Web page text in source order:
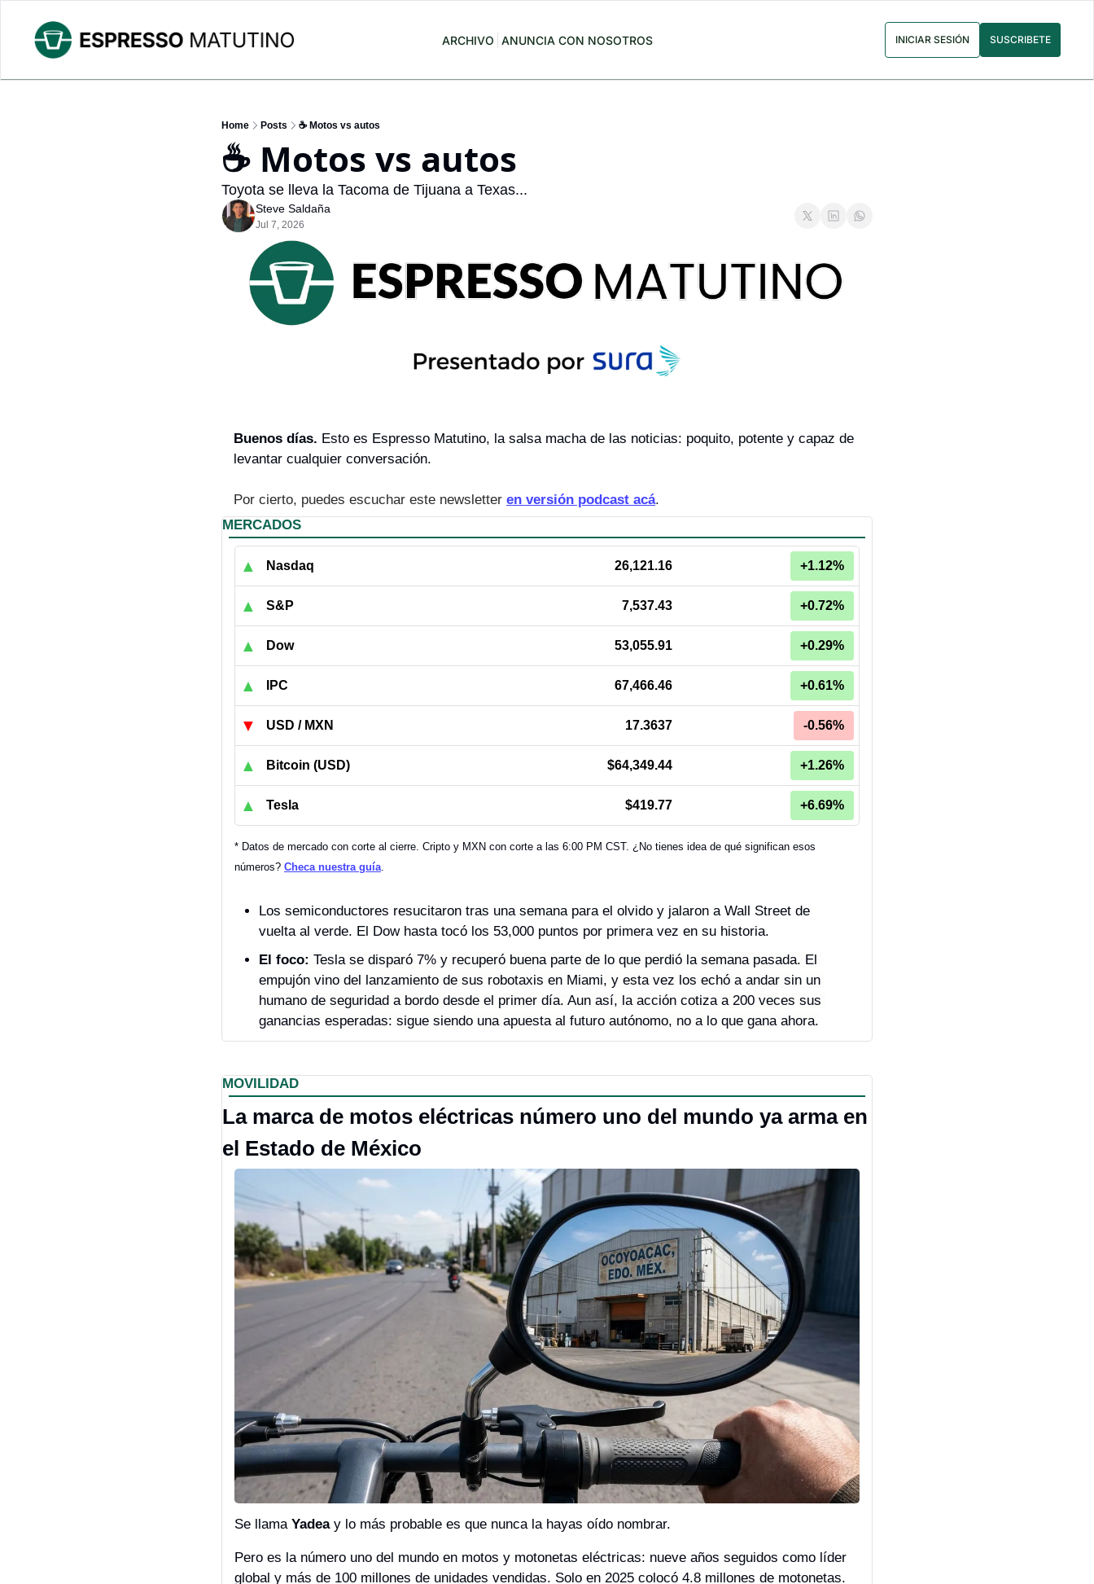
ARCHIVO ANUNCIA CON NOSOTROS INICIAR SESIÓN SUSCRIBETE
Home Posts ☕ Motos vs autos
☕ Motos vs autos
Toyota se lleva la Tacoma de Tijuana a Texas...
Steve Saldaña
Jul 7, 2026
Buenos días. Esto es Espresso Matutino, la salsa macha de las noticias: poquito, potente y capaz de
levantar cualquier conversación.
Por cierto, puedes escuchar este newsletter en versión podcast acá.
MERCADOS
▲ Nasdaq 26,121.16 +1.12%
▲ S&P 7,537.43 +0.72%
▲ Dow 53,055.91 +0.29%
▲ IPC 67,466.46 +0.61%
▼ USD / MXN 17.3637 -0.56%
▲ Bitcoin (USD) $64,349.44 +1.26%
▲ Tesla $419.77 +6.69%
* Datos de mercado con corte al cierre. Cripto y MXN con corte a las 6:00 PM CST. ¿No tienes idea de qué significan esos
números? Checa nuestra guía
Los semiconductores resucitaron tras una semana para el olvido y jalaron a Wall Street de
vuelta al verde. El Dow hasta tocó los 53,000 puntos por primera vez en su historia.
El foco: Tesla se disparó 7% y recuperó buena parte de lo que perdió la semana pasada. El
empujón vino del lanzamiento de sus robotaxis en Miami, y esta vez los echó a andar sin un
humano de seguridad a bordo desde el primer día. Aun así, la acción cotiza a 200 veces sus
ganancias esperadas: sigue siendo una apuesta al futuro autónomo, no a lo que gana ahora.
MOVILIDAD
La marca de motos eléctricas número uno del mundo ya arma en
el Estado de México
Se llama Yadea y lo más probable es que nunca la hayas oído nombrar.
Pero es la número uno del mundo en motos y motonetas eléctricas: nueve años seguidos como líder
global y más de 100 millones de unidades vendidas. Solo en 2025 colocó 4.8 millones de motonetas.